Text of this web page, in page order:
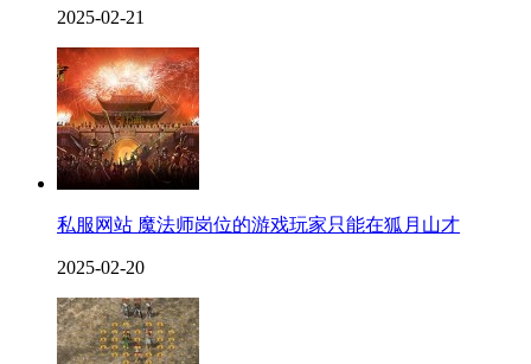
2025-02-21
私服网站 魔法师岗位的游戏玩家只能在狐月山才
2025-02-20